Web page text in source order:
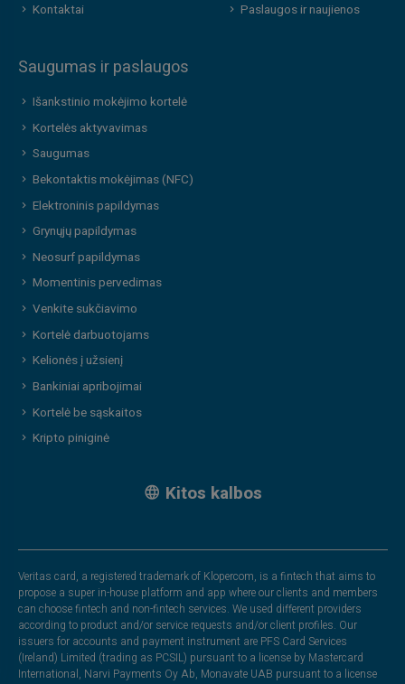
Kontaktai
Paslaugos ir naujienos
Saugumas ir paslaugos
Išankstinio mokėjimo kortelė
Kortelės aktyvavimas
Saugumas
Bekontaktis mokėjimas (NFC)
Elektroninis papildymas
Grynųjų papildymas
Neosurf papildymas
Momentinis pervedimas
Venkite sukčiavimo
Kortelė darbuotojams
Kelionės į užsienį
Bankiniai apribojimai
Kortelė be sąskaitos
Kripto piniginė
Kitos kalbos
Veritas card, a registered trademark of Klopercom, is a fintech that aims to
propose a super in-house platform and app where our clients and members
can choose fintech and non-fintech services. We used different providers
according to product and/or service requests and/or client profiles. Our
issuers for accounts and payment instrument are PFS Card Services
(Ireland) Limited (trading as PCSIL) pursuant to a license by Mastercard
International, Narvi Payments Oy Ab, Monavate UAB pursuant to a license